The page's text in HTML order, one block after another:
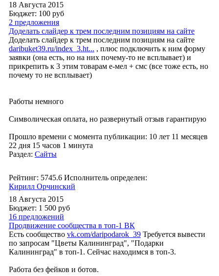
18 Августа 2015
Бюджет: 100 руб
2 предложения
Доделать слайдер к трем последним позициям на сайте
Доделать слайдер к трем последним позициям на сайте
daribuket39.ru/index_3.ht... , плюс подключить к ним форму
заявки (она есть, но на них почему-то не всплывает) и
прикрепить к 3 этим товарам е-мел + смс (все тоже есть, но
почему то не всплывает)
Работы немного
Символическая оплата, но развернутый отзыв гарантирую
Прошло времени с момента публикации: 10 лет 11 месяцев
22 дня 15 часов 1 минута
Раздел: Сайты
Рейтинг: 5745.6 Исполнитель определен:
Кирилл Орчинский
18 Августа 2015
Бюджет: 1 500 руб
16 предложений
Продвижение сообщества в топ-1 ВК
Есть сообщество vk.com/daripodarok_39 Требуется вывести
по запросам "Цветы Калининград", "Подарки
Калининград" в топ-1. Сейчас находимся в топ-3.
Работа без фейков и ботов.